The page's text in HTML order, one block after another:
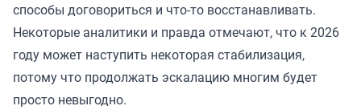
способы договориться и что-то восстанавливать.
Некоторые аналитики и правда отмечают, что к 2026
году может наступить некоторая стабилизация,
потому что продолжать эскалацию многим будет
просто невыгодно.